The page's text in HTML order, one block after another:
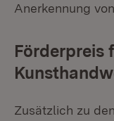
Anerkennung
Förderpreis
Zusätzlich zu